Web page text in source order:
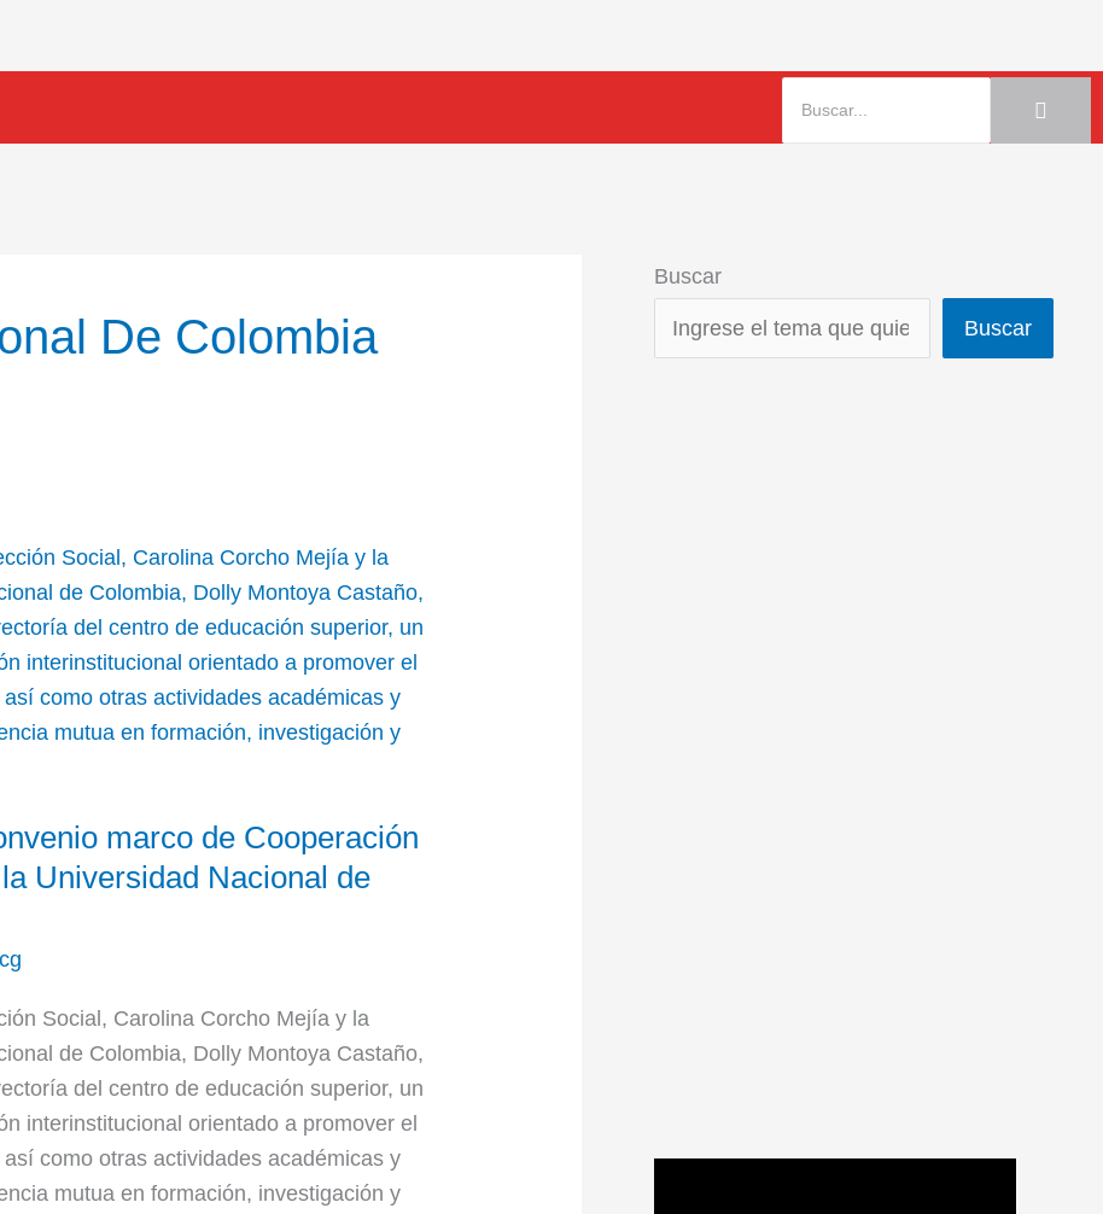
De Colombia
marco de Cooperación
Universidad Nacional de
Social, Carolina Corcho Mejía y la
de Colombia, Dolly Montoya Castaño,
del centro de educación superior, un
interinstitucional orientado a promover el
como otras actividades académicas y
mutua en formación, investigación y
Buscar
Buscar